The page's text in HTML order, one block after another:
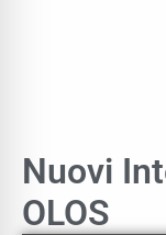
Nuovi
OLOS